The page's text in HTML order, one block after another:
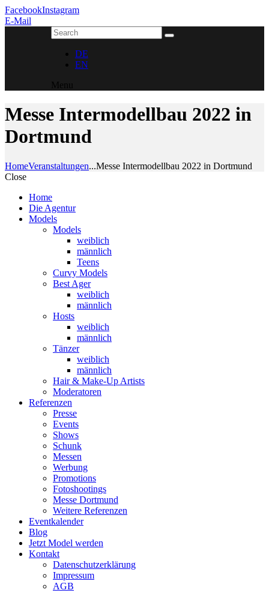
FacebookInstagram
E-Mail
DE
EN
Menu
Messe Intermodellbau 2022 in
Dortmund
HomeVeranstaltungen...Messe Intermodellbau 2022 in Dortmund
Close
Home
Die Agentur
Models
Models
weiblich
männlich
Teens
Curvy Models
Best Ager
weiblich
männlich
Hosts
weiblich
männlich
Tänzer
weiblich
männlich
Hair & Make-Up Artists
Moderatoren
Referenzen
Presse
Events
Shows
Schunk
Messen
Werbung
Promotions
Fotoshootings
Messe Dortmund
Weitere Referenzen
Eventkalender
Blog
Jetzt Model werden
Kontakt
Datenschutzerklärung
Impressum
AGB